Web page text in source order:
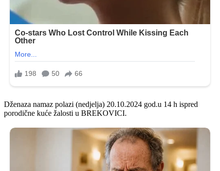
Dženaza namaz polazi (nedjelja) 20.10.2024 god.u 14 h ispred
porodične kuće žalosti u BREKOVICI.